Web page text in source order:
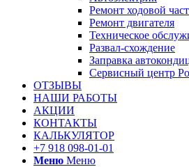
Ремонт ходовой
Ремонт двигателя
Техническое
Развал-схождение
Заправка
Сервисный центр
ОТЗЫВЫ
НАШИ РАБОТЫ
АКЦИИ
КОНТАКТЫ
КАЛЬКУЛЯТОР
+7 918 098-01-01
Меню Меню